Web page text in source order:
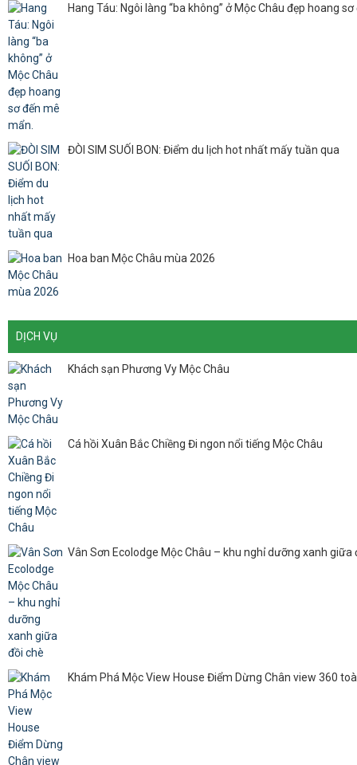
Hang Táu: Ngôi làng “ba không” ở Mộc Châu đẹp hoang
ĐÒI SIM SUỐI BON: Điểm du lịch hot nhất mấy tuần qua
Hoa ban Mộc Châu mùa 2026
DỊCH VỤ
Khách sạn Phương Vy Mộc Châu
Cá hồi Xuân Bắc Chiềng Đi ngon nổi tiếng Mộc Châu
Vân Sơn Ecolodge Mộc Châu – khu nghỉ dưỡng xanh giữa
Khám Phá Mộc View House Điểm Dừng Chân view 360